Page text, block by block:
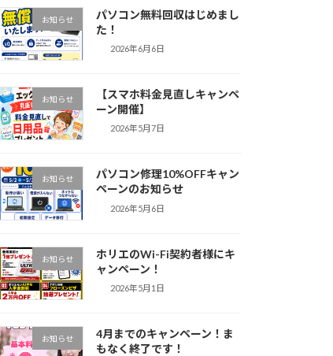
お知らせ
パソコン無料回収はじめまし
た！
2026年6月6日
お知らせ
【スマホ料金見直しキャンペ
ーン開催】
2026年5月7日
お知らせ
パソコン修理10%OFFキャン
ペーンのお知らせ
2026年5月6日
お知らせ
ホリエのWi-Fi契約者様にキ
ャンペーン！
2026年5月1日
お知らせ
4月までのキャンペーン！ま
もなく終了です！